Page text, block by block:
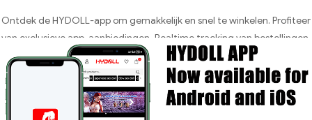
Ontdek de HYDOLL-app om gemakkelijk en snel te winkelen. Profiteer
van exclusieve app-aanbiedingen, Realtime tracking van bestellingen,
24/7 Klantenservice en veilig afrekenen – allemaal handig op één plek.